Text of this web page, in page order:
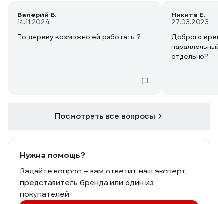
Валерий В.
14.11.2024
По дереву возможно ей работать ?
Никита Е.
27.03.2023
Доброго
отдельно?
Посмотреть все вопросы
Нужна помощь?
Задайте вопрос – вам ответит наш эксперт,
представитель бренда или один из
покупателей